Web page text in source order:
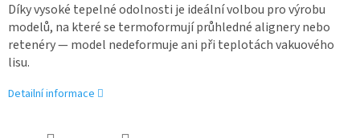
Díky vysoké tepelné odolnosti je ideální volbou pro výrobu
modelů, na které se termoformují průhledné alignery nebo
retenéry — model nedeformuje ani při teplotách vakuového
lisu.
Detailní informace